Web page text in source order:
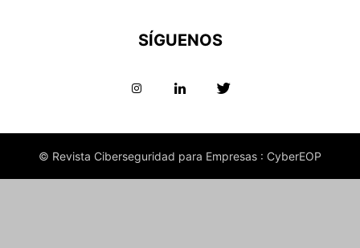
SÍGUENOS
© Revista Ciberseguridad para Empresas : CyberEOP